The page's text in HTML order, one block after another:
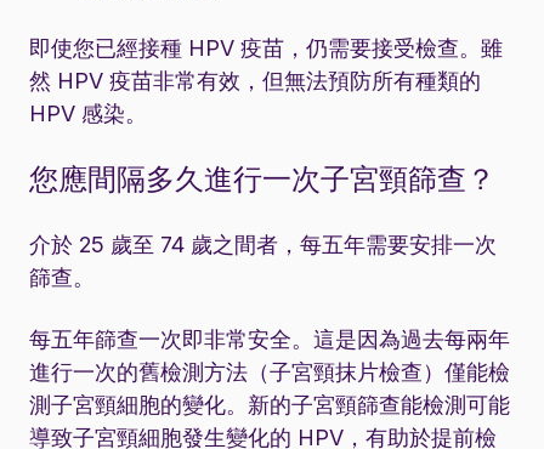
即使您已經接種 HPV 疫苗，仍需要接受檢查。雖
然 HPV 疫苗非常有效，但無法預防所有種類的
HPV 感染。
您應間隔多久進行一次子宮頸篩查？
介於 25 歲至 74 歲之間者，每五年需要安排一次
篩查。
每五年篩查一次即非常安全。這是因為過去每兩年
進行一次的舊檢測方法（子宮頸抹片檢查）僅能檢
測子宮頸細胞的變化。新的子宮頸篩查能檢測可能
導致子宮頸細胞發生變化的 HPV，有助於提前檢